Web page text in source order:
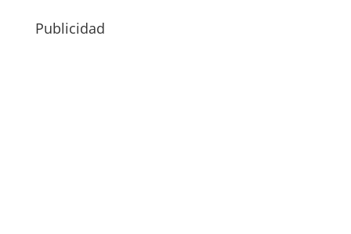
Publicidad